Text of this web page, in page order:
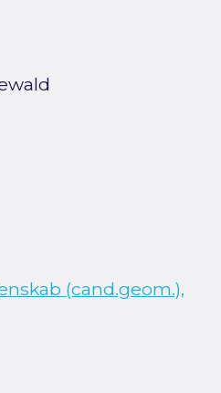
(cand.geom.),